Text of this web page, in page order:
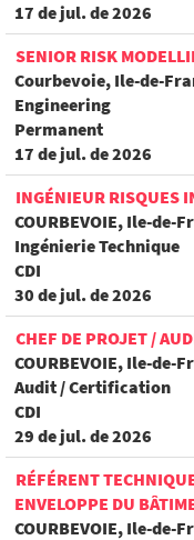
17 de jul. de 2026
SENIOR RISK
Courbevoie, Ile-de-
Engineering
Permanent
17 de jul. de 2026
INGÉNIEUR RISQUES
COURBEVOIE, Ile-de-
Ingénierie Technique
CDI
30 de jul. de 2026
CHEF DE PROJET /
COURBEVOIE, Ile-de-
Audit / Certification
CDI
29 de jul. de 2026
RÉFÉRENT
ENVELOPPE DU
COURBEVOIE, Ile-de-